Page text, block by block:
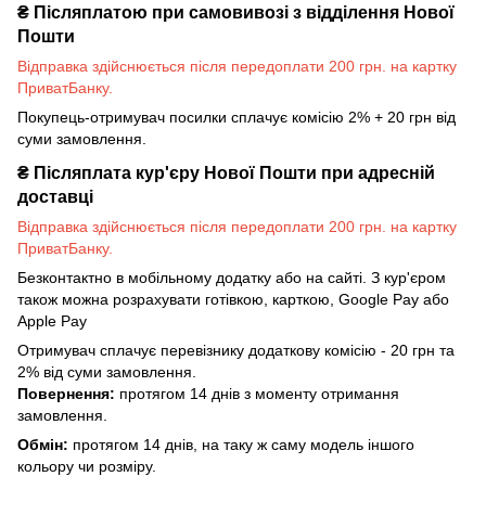
₴ Післяплатою при самовивозі з відділення Нової
Пошти
Відправка здійснюється після передоплати 200 грн. на картку
ПриватБанку.
Покупець-отримувач посилки сплачує комісію 2% + 20 грн від
суми замовлення.
₴ Післяплата кур'єру Нової Пошти при адресній
доставці
Відправка здійснюється після передоплати 200 грн. на картку
ПриватБанку.
Безконтактно в мобільному додатку або на сайті. З кур'єром
також можна розрахувати готівкою, карткою, Google Pay або
Apple Pay
Отримувач сплачує перевізнику додаткову комісію - 20 грн та
2% від суми замовлення.
Повернення: протягом 14 днів з моменту отримання
замовлення.
Обмін: протягом 14 днів, на таку ж саму модель іншого
кольору чи розміру.